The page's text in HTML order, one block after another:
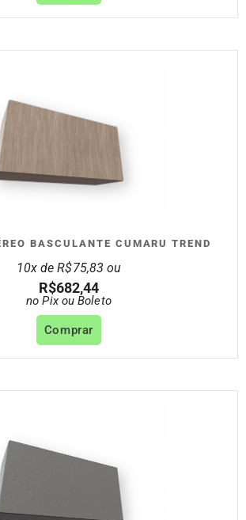
BASCULANTE CUMARU TREND
10x deR$75,83 ou
R$682,44
no Pix ou Boleto
Comprar